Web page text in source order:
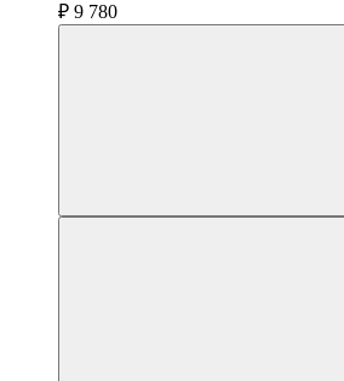
₽ 9 780